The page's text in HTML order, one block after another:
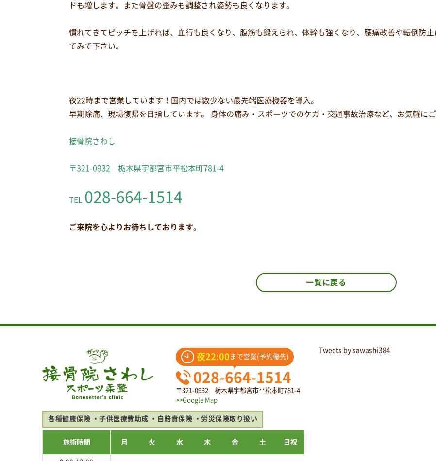
ドも増します。また骨盤の歪みも調整され姿勢も良くなります。
慣れてきてピッチを上げれば、血行も良くなり、腹筋も鍛えられ、体幹も強くなり、腰痛改善や転倒防
てみて下さい。
夜22時まで営業しています！国内では数少ない最先端医療機器を導入。
早期除痛、現場復帰を目指しています。 身体の痛み・スポーツでのケガ・交通事故治療など、お気軽にご
接骨院さわし
〒321-0932 栃木県宇都宮市平松本町781-4
TEL 028-664-1514
ご来院を心よりお待ちしております。
一覧に戻る
夜22:00 まで営業(予約優先)
028-664-1514
〒321-0932 栃木県宇都宮市平松本町781-4
>>Google Map
各種健康保険 子供医療費助成 自賠責保険 労災保険取り扱い
施術時間 月 火 水 木 金 土 日祝
Tweets by sawashi384